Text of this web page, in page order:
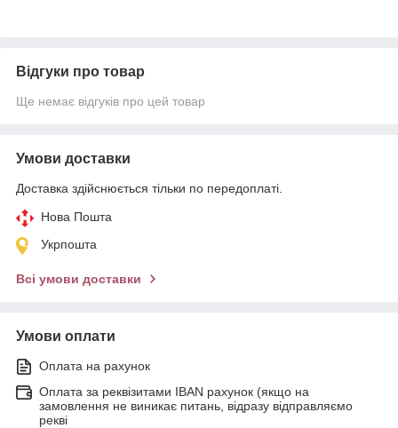
Відгуки про товар
Ще немає відгуків про цей товар
Умови доставки
Доставка здійснюється тільки по передоплаті.
Нова Пошта
Укрпошта
Всі умови доставки
Умови оплати
Оплата на рахунок
Оплата за реквізитами IBAN рахунок (якщо на
замовлення не виникає питань, відразу відправляємо
рекві